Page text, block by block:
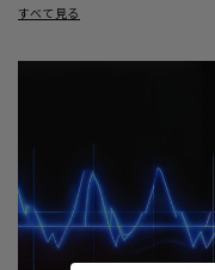
すべて見る